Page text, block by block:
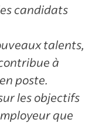
candidats
talents,
à
poste.
les objectifs
que